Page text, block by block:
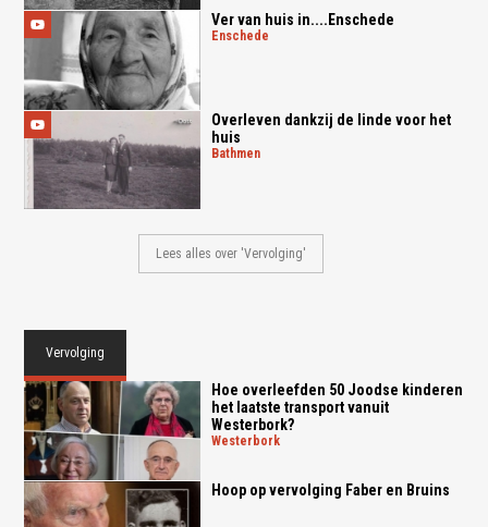
Ver van huis in....Enschede
enschede
Overleven dankzij de linde voor het
huis
bathmen
Lees alles over 'Vervolging'
Vervolging
Hoe overleefden 50 Joodse kinderen
het laatste transport vanuit
Westerbork?
westerbork
Hoop op vervolging Faber en Bruins